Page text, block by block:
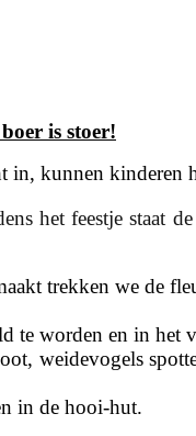
is stoer!
in, kunnen kinderen
het feestje staat
trekken we de
te worden en in het
weidevogels
in de hooi-hut.